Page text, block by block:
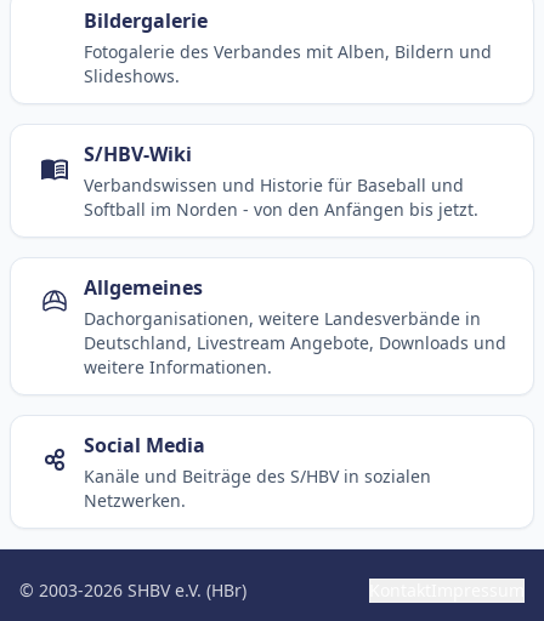
Bildergalerie
Fotogalerie des Verbandes mit Alben, Bildern und
Slideshows.
S/HBV-Wiki
Verbandswissen und Historie für Baseball und
Softball im Norden - von den Anfängen bis jetzt.
Allgemeines
Dachorganisationen, weitere Landesverbände in
Deutschland, Livestream Angebote, Downloads und
weitere Informationen.
Social Media
Kanäle und Beiträge des S/HBV in sozialen
Netzwerken.
© 2003-2026 SHBV e.V. (HBr)